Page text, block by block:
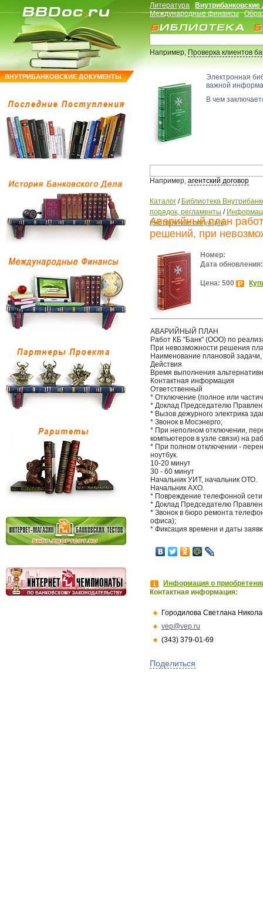
ВНУТРИБАНКОВСКИЕ ДОКУМЕНТЫ
Литература
Международные финансы
Например,Проверка клиентов
Электронная
важной
В чем
Например, агентский договор
Каталог / Библиотека
порядок, регламенты /
(экстренные ситуации)
Аварийный план
решений, при
Номер:
Дата обновления:
Цена: 500
АВАРИЙНЫЙ ПЛАН
Работ КБ "Банк" (ООО) по
При невозможности решения
Наименование плановой
Действия
Время выполнения
Контактная информация
Ответственный
* Отключение (полное или
* Доклад Председателю
* Вызов дежурного электрика
* Звонок в Мосэнерго;
* При неполном отключении,
компьютеров в узле связи) на
* При полном отключении -
ноутбук.
10-20 минут
30 - 60 минут
Начальник УИТ, начальник ОТО.
Начальник АХО.
* Повреждение телефонной сети
* Доклад Председателю
* Звонок в бюро ремонта
офиса);
* Фиксация времени и даты
Информация о
Контактная информация:
Городилова Светлана
vep@vep.ru
(343) 379-01-69
Поделиться